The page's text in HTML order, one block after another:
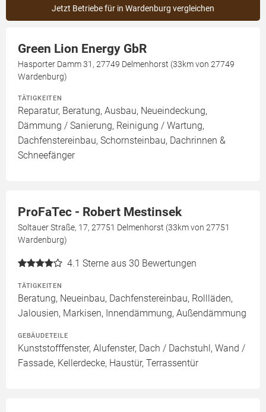
Jetzt Betriebe für in Wardenburg vergleichen
Green Lion Energy GbR
Hasporter Damm 31, 27749 Delmenhorst (33km von 27749
Wardenburg)
TÄTIGKEITEN
Reparatur, Beratung, Ausbau, Neueindeckung,
Dämmung / Sanierung, Reinigung / Wartung,
Dachfenstereinbau, Schornsteinbau, Dachrinnen &
Schneefänger
ProFaTec - Robert Mestinsek
Soltauer Straße, 17, 27751 Delmenhorst (33km von 27751
Wardenburg)
4.1 Sterne aus 30 Bewertungen
TÄTIGKEITEN
Beratung, Neueinbau, Dachfenstereinbau, Rollläden,
Jalousien, Markisen, Innendämmung, Außendämmung
GEBÄUDETEILE
Kunststofffenster, Alufenster, Dach / Dachstuhl, Wand /
Fassade, Kellerdecke, Haustür, Terrassentür